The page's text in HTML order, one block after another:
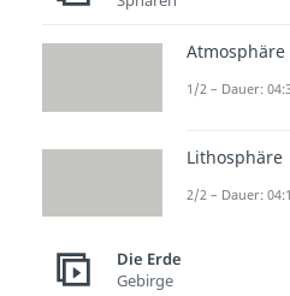
verstehst du
Stratosphäre
handelt sich
tatsächliches
Atmosphäre
1/2 – Dauer:
Lithosphäre
2/2 – Dauer:
Die Erde
Gebirge